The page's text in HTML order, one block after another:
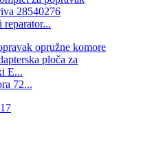
72...